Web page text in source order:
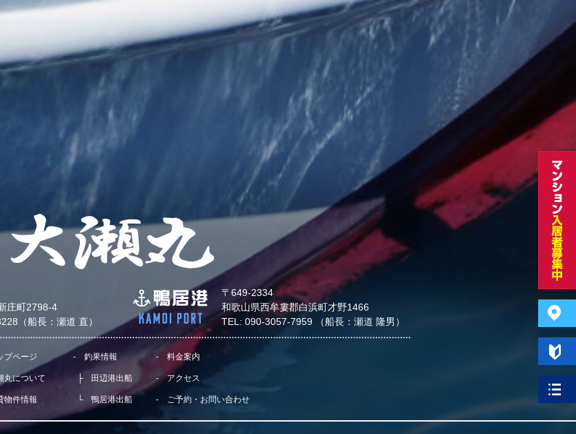
プページ
丸について
物件情報
釣果情報
田辺港出船
鴨居港出船
料金案内
アクセス
ご予約・お問い合わせ
庄町2798-4
（船長：瀬道 直）
〒649-2334
和歌山県西牟婁郡白浜町才野1466
TEL: 090-3057-7959 （船長：瀬道 隆男）